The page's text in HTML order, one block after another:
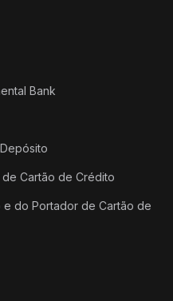
Bank
Cartão de Crédito
do Portador de Cartão de